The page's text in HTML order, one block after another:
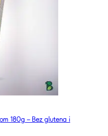
180g – Bez glutena i